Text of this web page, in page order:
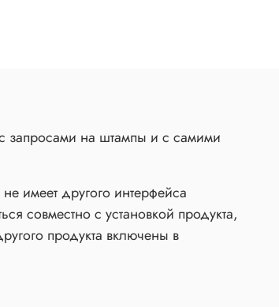
запросами на штампы и с самими
имеет другого интерфейса
совместно с установкой продукта,
продукта включены в